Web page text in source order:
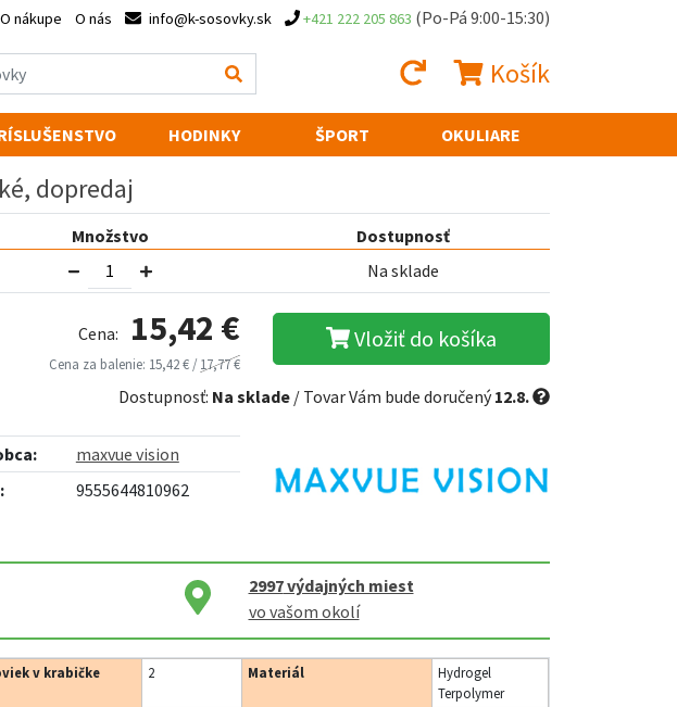
O nákupe O nás info@k-sosovky.sk +421 222 205 863 (Po-Pá 9:00-15:30)
Košík
HODINKY ŠPORT OKULIARE
dopredaj
Množstvo
Dostupnosť
Na sklade
Cena: 15,42 €
Cena za balenie: 15,42 € /17,77 €
Vložiť do košíka
Dostupnosť: Na sklade / Tovar Vám bude doručený12.8.
maxvue vision
9555644810962
2997výdajných miest
vo vašom okolí
v krabičke 2 Materiál
Hydrogel
Terpolymer